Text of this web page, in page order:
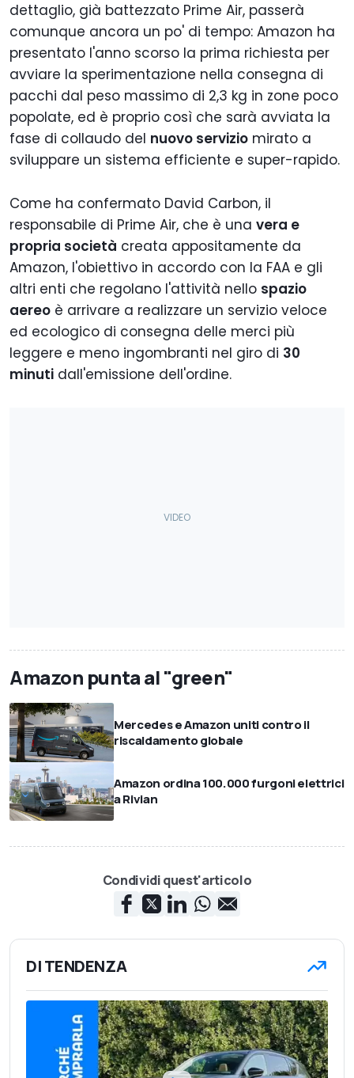
dettaglio, già battezzato Prime Air, passerà
comunque ancora un po' di tempo: Amazon ha
presentato l'anno scorso la prima richiesta per
avviare la sperimentazione nella consegna di
pacchi dal peso massimo di 2,3 kg in zone poco
popolate, ed è proprio così che sarà avviata la
fase di collaudo del nuovo servizio mirato a
sviluppare un sistema efficiente e super-rapido.
Come ha confermato David Carbon, il
responsabile di Prime Air, che è una vera e
propria società creata appositamente da
Amazon, l'obiettivo in accordo con la FAA e gli
altri enti che regolano l'attività nello spazio
aereo è arrivare a realizzare un servizio veloce
ed ecologico di consegna delle merci più
leggere e meno ingombranti nel giro di 30
minuti dall'emissione dell'ordine.
Amazon punta al "green"
Mercedes e Amazon uniti contro il
riscaldamento globale
Amazon ordina 100.000 furgoni elettrici
a Rivian
Condividi quest'articolo
DI TENDENZA